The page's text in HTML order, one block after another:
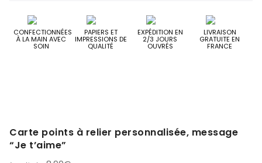
CONFECTIONNÉES
À LA MAIN AVEC
SOIN
PAPIERS ET
IMPRESSIONS DE
QUALITÉ
EXPÉDITION EN
2/3 JOURS
OUVRÉS
LIVRAISON
GRATUITE EN
FRANCE
Carte points à relier personnalisée, message
“Je t’aime”